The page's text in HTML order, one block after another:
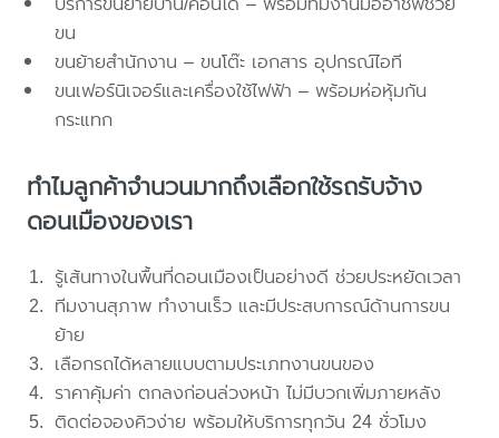
ขน
ขนย้ายสำนักงาน – ขนโต๊ะ เอกสาร อุปกรณ์ไอที
ขนเฟอร์นิเจอร์และเครื่องใช้ไฟฟ้า – พร้อมห่อหุ้มกัน
กระแทก
ทำไมลูกค้าจำนวนมากถึงเลือกใช้รถรับจ้าง
ดอนเมืองของเรา
รู้เส้นทางในพื้นที่ดอนเมืองเป็นอย่างดี ช่วยประหยัดเวลา
ทีมงานสุภาพ ทำงานเร็ว และมีประสบการณ์ด้านการขน
ย้าย
เลือกรถได้หลายแบบตามประเภทงานขนของ
ราคาคุ้มค่า ตกลงก่อนล่วงหน้า ไม่มีบวกเพิ่มภายหลัง
ติดต่อจองคิวง่าย พร้อมให้บริการทุกวัน 24 ชั่วโมง